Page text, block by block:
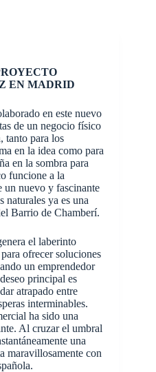
EN MADRID
en este nuevo
de un negocio físico
tanto para los
en la idea como para
en la sombra para
funcione a la
un nuevo y fascinante
naturales ya es una
Barrio de Chamberí.
el laberinto
ofrecer soluciones
un emprendedor
principal es
atrapado entre
interminables.
ha sido una
Al cruzar el umbral
una
maravillosamente con